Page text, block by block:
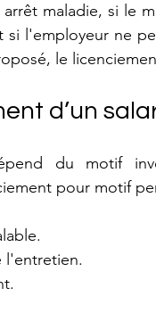
arrêt maladie, si le
si l'employeur ne
le
d’un
du motif
pour motif
l'entretien.